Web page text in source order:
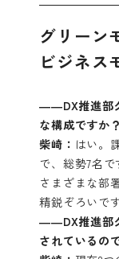
グリーン
ビジネス
――DX推進部
な構成ですか？
柴崎： はい。
で、総勢7名
さまざまな部
精鋭ぞろいです
――DX推進部
されているの